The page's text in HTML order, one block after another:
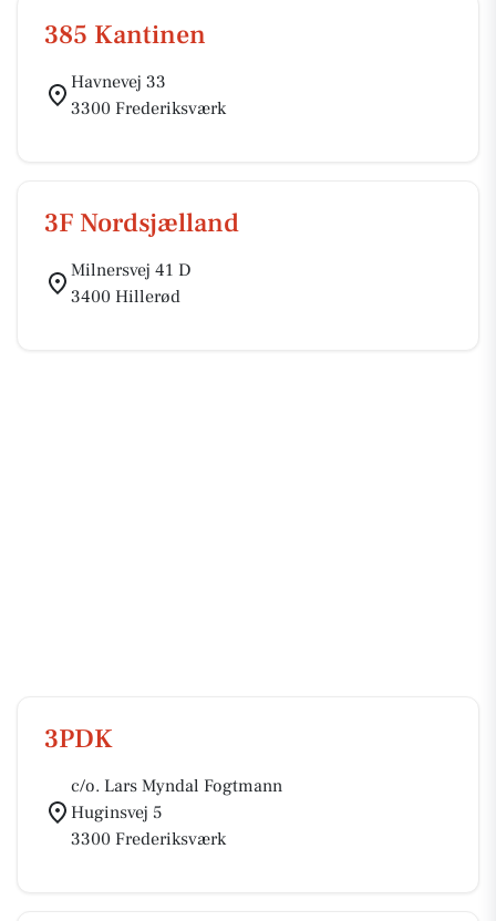
385 Kantinen
Havnevej 33
3300 Frederiksværk
3F Nordsjælland
Milnersvej 41 D
3400 Hillerød
3PDK
c/o. Lars Myndal Fogtmann
Huginsvej 5
3300 Frederiksværk